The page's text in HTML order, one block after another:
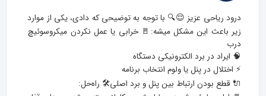
درود ریاحی عزیز 😌🔍 با توجه به توضیحی که دادی، یکی از موارد
زیر باعث این مشکل میشه:🚪 خرابی یا عمل نکردن میکروسوئیچ